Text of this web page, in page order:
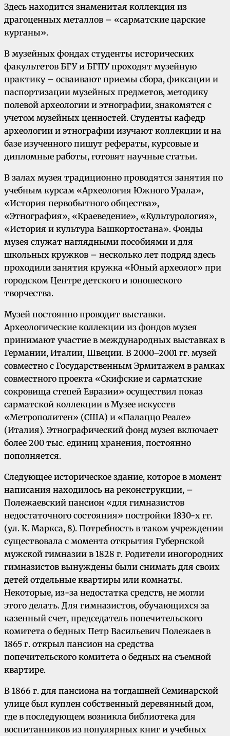
Здесь находится знаменитая коллекция из
драгоценных металлов – «сарматские царские
курганы».
В музейных фондах студенты исторических
факультетов БГУ и БГПУ проходят музейную
практику – осваивают приемы сбора, фиксации и
паспортизации музейных предметов, методику
полевой археологии и этнографии, знакомятся с
учетом музейных ценностей. Студенты кафедр
археологии и этнографии изучают коллекции и на
базе изученного пишут рефераты, курсовые и
дипломные работы, готовят научные статьи.
В залах музея традиционно проводятся занятия по
учебным курсам «Археология Южного Урала»,
«История первобытного общества»,
«Этнография», «Краеведение», «Культурология»,
«История и культура Башкортостана». Фонды
музея служат наглядными пособиями и для
школьных кружков – несколько лет подряд здесь
проходили занятия кружка «Юный археолог» при
городском Центре детского и юношеского
творчества.
Музей постоянно проводит выставки.
Археологические коллекции из фондов музея
принимают участие в международных выставках в
Германии, Италии, Швеции. В 2000–2001 гг. музей
совместно с Государственным Эрмитажем в рамках
совместного проекта «Скифские и сарматские
сокровища степей Евразии» осуществил показ
сарматской коллекции в Музее искусств
«Метрополитен» (США) и «Палаццо Реале»
(Италия). Этнографический фонд музея включает
более 200 тыс. единиц хранения, постоянно
пополняется.
Следующее историческое здание, которое в момент
написания находилось на реконструкции, –
Полежаевский пансион «для гимназистов
недостаточного состояния» постройки 1830-х гг.
(ул. К. Маркса, 8). Потребность в таком учреждении
существовала с момента открытия Губернской
мужской гимназии в 1828 г. Родители иногородних
гимназистов вынуждены были снимать для своих
детей отдельные квартиры или комнаты.
Некоторые, из-за недостатка средств, не могли
этого делать. Для гимназистов, обучающихся за
казенный счет, председатель попечительского
комитета о бедных Петр Васильевич Полежаев в
1865 г. открыл пансион на средства
попечительского комитета о бедных на съемной
квартире.
В 1866 г. для пансиона на тогдашней Семинарской
улице был куплен собственный деревянный дом,
где в последующем возникла библиотека для
воспитанников из популярных книг и учебных